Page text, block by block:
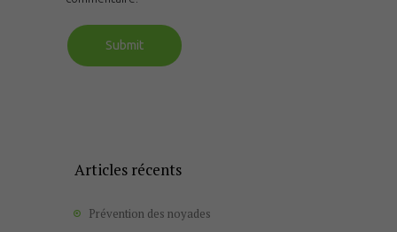
Articles récents
Prévention des noyades